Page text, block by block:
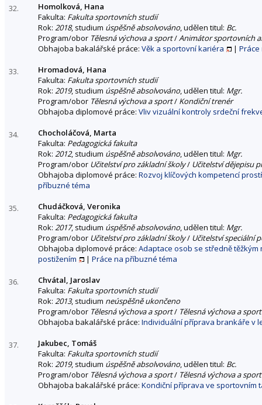
32.
Homolková, Hana
Fakulta: Fakulta sportovních studií
Rok: 2018, studium úspěšně absolvováno, udělen titul: Bc.
Program/obor Tělesná výchova a sport/Animátor sportovních
Obhajoba bakalářské práce: Věk a sportovní kariéra |
33.
Hromadová, Hana
Fakulta: Fakulta sportovních studií
Rok: 2019, studium úspěšně absolvováno, udělen titul: Mgr.
Program/obor Tělesná výchova a sport/ Kondiční trenér
Obhajoba diplomové práce: Vliv vizuální kontroly srdeční
34.
Chocholáčová, Marta
Fakulta: Pedagogická fakulta
Rok: 2012, studium úspěšně absolvováno, udělen titul: Mgr.
Program/obor Učitelství pro základní školy/ Učitelství dějepisu
Obhajoba diplomové práce: Rozvoj klíčových kompetencí
příbuzné téma
35.
Chudáčková, Veronika
Fakulta: Pedagogická fakulta
Rok: 2017, studium úspěšně absolvováno, udělen titul: Mgr.
Program/obor Učitelství pro základní školy/ Učitelství speciální
Obhajoba diplomové práce: Adaptace osob se středně
postižením
| Práce na příbuzné téma
36.
Chvátal, Jaroslav
Fakulta: Fakulta sportovních studií
Rok: 2013, studium neúspěšně ukončeno
Program/obor Tělesná výchova a sport/ Tělesná výchova a sport
Obhajoba bakalářské práce: Individuální příprava brankáře v
37.
Jakubec, Tomáš
Fakulta: Fakulta sportovních studií
Rok: 2019, studium úspěšně absolvováno, udělen titul: Bc.
Program/obor Tělesná výchova a sport/ Tělesná výchova a sport
Obhajoba bakalářské práce: Kondiční příprava ve sportovním